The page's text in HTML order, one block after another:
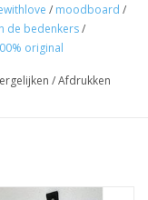
meubel stuk
als u de handgreep
HET RETOUR
/ moodboard /
de bedenkers/
original
/Afdrukken